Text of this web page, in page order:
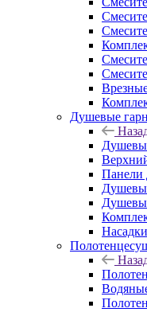
Душевые
Панели